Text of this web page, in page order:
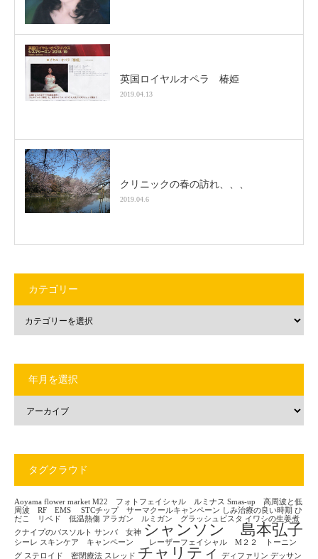
英国ロイヤルオペラ 椿姫
2019.04.13
クリニックの春の訪れ、、、
2019.04.6
カテゴリー
年月を選択
タグクラウド
Aoyama flower market M22 フォトフェイシャル ルミナス Smas-up 高周波と低
周波 RF EMS
STCチップ サーマクールキャンペーン しみ治療の良い時期 ひ
だこ リベド 低温熱傷 アラガン ルミガン グラッシュビスタ イワシの生姜煮
クナイプのバスソルト サンバ 女神 シャンソン 島本弘子
シーレ スキンケア キャンペーン レーザーフェイシャル M２２ トーニン
グ ステロイド 密閉療法 スレッド チャリティ ディファリン デッサン